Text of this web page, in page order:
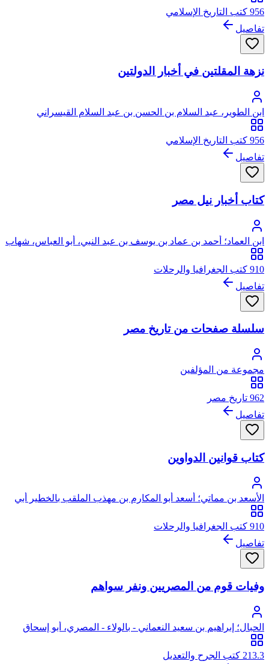
956 كتب التاريخ الإسلامي
تفاصيل
نزهة المقلتين في أخبار الدولتين
ابن الطوير، عبد السلام بن الحسن بن عبد السلام القيسراني
المرتضى أبو محمد
956 كتب التاريخ الإسلامي
تفاصيل
كتاب أخبار نيل مصر
ابن العماد؛ أحمد بن عماد بن يوسف بن عبد النبي، أبو العباس، شهاب
الدين الأقفهسي ثم القاهري
910 كتب الجغرافيا والرحلات
تفاصيل
سلسلة صفحات من تاريخ مصر
مجموعة من المؤلفين
962 تاريخ مصر
تفاصيل
كتاب قوانين الدواوين
الأسعد بن مماتي؛ أسعد أبو المكارم بن مهذب الملقب بالخطير أبي
سعيد بن مينا بن زكريا، ابن مماتي
910 كتب الجغرافيا والرحلات
تفاصيل
وفيات قوم من المصريين ونفر سواهم
الحبال؛ إبراهيم بن سعيد النعماني - بالولاء - المصري، أبو إسحاق
الحبال
213.3 كتب الجرح والتعديل